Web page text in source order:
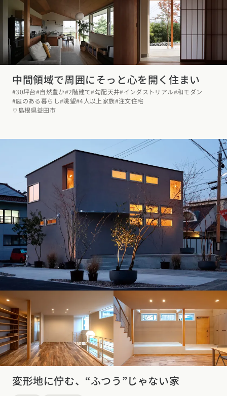
中間領域で周囲にそっと心を開く住まい
#30坪台#自然豊か#2階建て#勾配天井#インダストリアル#和モダン
#庭のある暮らし#眺望#4人以上家族#注文住宅
島根県益田市
変形地に佇む、“ふつう”じゃない家